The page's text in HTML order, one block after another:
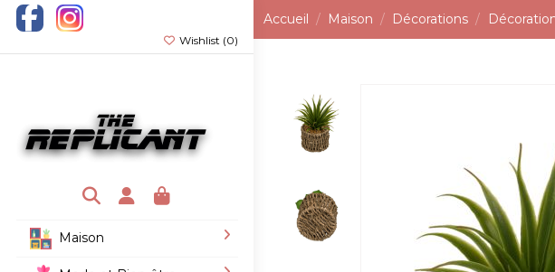
Wishlist (0)
Maison
Accueil Maison Décorations